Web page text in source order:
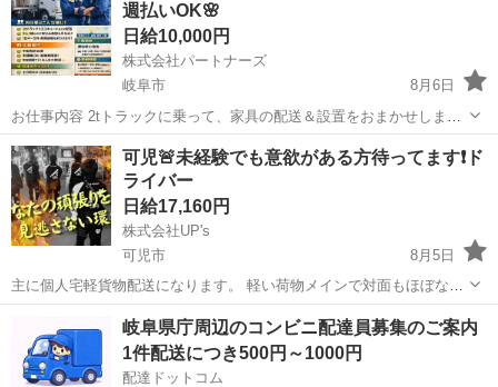
週払いOK🌸
日給10,000円
株式会社パートナーズ
岐阜市
8月6日
お仕事内容 2tトラックに乗って、家具の配送＆設置をおまかせしま
す！ 家具を届けるだけじゃなく、組み立てやお客様対応もお願いしま
す。 2人1組なので未経験でも安心です◎ こんな方におすすめ ✔ ドラ
イバー経験を...
岐阜 岐阜市 配送 スタッフ
可児🚨未経験でも意欲がある方待ってます❗️ド
ライバー
日給17,160円
株式会社UP's
可児市
8月5日
主に個人宅軽貨物配送になります。 軽い荷物メインで対面もほぼない
です💪🏻 📍実はけっこう楽！ （近距離配達） 📍しかも気楽！
（車内はプライベートスペース） (人間関係苦手な方でも安心) 📍服装
髪型ネイル自由 (...
可児市 配送 貨物
岐阜県庁周辺のコンビニ配達員募集のご案内
1件配送につき500円～1000円
配達ドットコム